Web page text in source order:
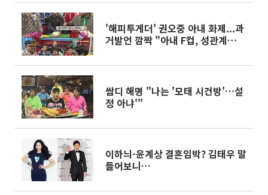
'해피투게더' 권오중 아내 화제...과
거발언 깜짝 "아내 F컵, 성관계
쌈디 해명 "나는 '모태 시건방'…설
정 아냐'"
이하늬-윤계상 결혼임박? 김태우 말
들어보니…